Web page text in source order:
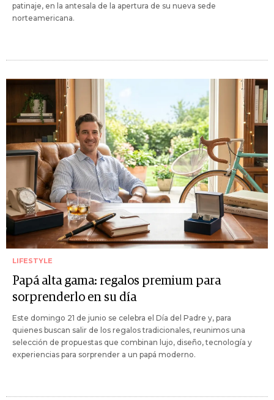
patinaje, en la antesala de la apertura de su nueva sede
norteamericana.
LIFESTYLE
Papá alta gama: regalos premium para
sorprenderlo en su día
Este domingo 21 de junio se celebra el Día del Padre y, para
quienes buscan salir de los regalos tradicionales, reunimos una
selección de propuestas que combinan lujo, diseño, tecnología y
experiencias para sorprender a un papá moderno.